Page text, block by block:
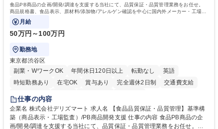
食品PB商品の企画/開発/調達を支援する当社にて、品質保証・品質管理業務をお任せ。
商品規格書、食品表示、原材料/添加物/アレルゲン確認を中心に国内外メーカー・工場の
品質基準整備から発売後対応まで担います。
月給
50万円～100万円
勤務地
東京都渋谷区
副業・WワークOK
年間休日120日以上 転勤なし
英語
時短勤務あり
在宅OK 賞与あり 完全週休2日制
交通費支給
駅近5分以内
仕事の内容
企業名 株式会社デリズマート 求人名 【食品品質保証・品質管理】基準構
築（商品表示・工場監査）/PB商品開発支援 仕事の内容 食品PB商品の企
画/開発/調達を支援する当社にて、品質保証・品質管理業務をお任せ。商